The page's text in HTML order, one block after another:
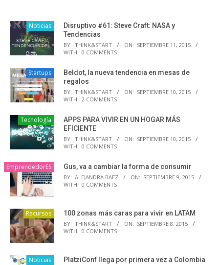
Noticias
Disruptivo #61: Steve Craft: NASA y
Tendencias
BY: THINK&START ON: SEPTIEMBRE 11, 2015
WITH: 0 COMMENTS
Startups
Beldot, la nueva tendencia en mesas de
regalos
BY: THINK&START ON: SEPTIEMBRE 10, 2015
WITH: 2 COMMENTS
Tecnología
APPS PARA VIVIR EN UN HOGAR MÁS
EFICIENTE
BY: THINK&START ON: SEPTIEMBRE 10, 2015
WITH: 0 COMMENTS
EmprendedorES Gus, va a cambiar la forma de consumir
BY: ALEJANDRA BAEZ ON: SEPTIEMBRE 9, 2015
WITH: 0 COMMENTS
Recursos 100 zonas más caras para vivir en LATAM
BY: THINK&START ON: SEPTIEMBRE 8, 2015
WITH: 0 COMMENTS
Noticias PlatziConf llega por primera vez a Colombia